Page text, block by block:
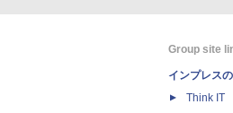
Group site
インプレス
Think IT